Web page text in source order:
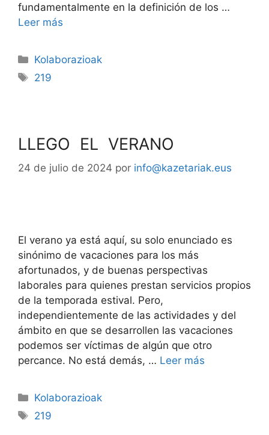
fundamentalmente en la definición de los …
Leer más
Kolaborazioak
219
LLEGO EL VERANO
24 de julio de 2024 por info@kazetariak.eus
El verano ya está aquí, su solo enunciado es
sinónimo de vacaciones para los más
afortunados, y de buenas perspectivas
laborales para quienes prestan servicios propios
de la temporada estival. Pero,
independientemente de las actividades y del
ámbito en que se desarrollen las vacaciones
podemos ser víctimas de algún que otro
percance. No está demás, … Leer más
Kolaborazioak
219